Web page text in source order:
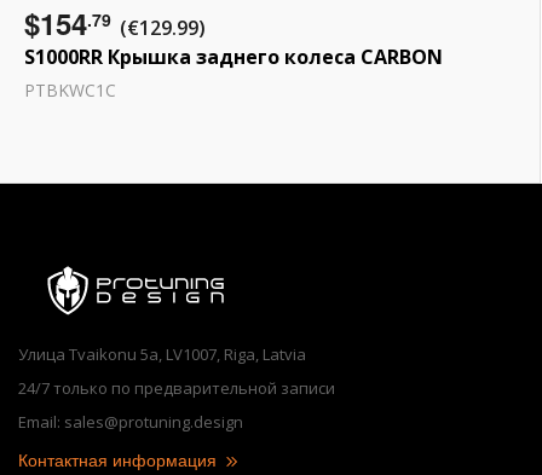
$154.79 (€129.99)
S1000RR Крышка заднего колеса CARBON
PTBKWC1C
Улица Tvaikonu 5a, LV1007, Riga, Latvia
24/7 только по предварительной записи
Email: sales@protuning.design
Контактная информация